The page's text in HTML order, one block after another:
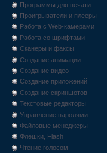
Программы для печати
Проигрыватели и плееры
Работа с Web-камерами
Работа со шрифтами
Сканеры и факсы
Создание анимации
Создание видео
Создание приложений
Создание скриншотов
Текстовые редакторы
Управление паролями
Файловые менеджеры
Флешки, Flash
Чтение голосом